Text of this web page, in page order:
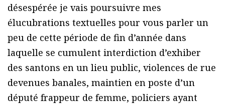
désespérée je vais poursuivre mes
élucubrations textuelles pour vous parler un
peu de cette période de fin d’année dans
laquelle se cumulent interdiction d’exhiber
des santons en un lieu public, violences de rue
devenues banales, maintien en poste d’un
député frappeur de femme, policiers ayant